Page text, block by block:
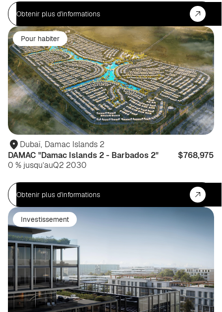
Obtenir plus d'informations
Pour habiter
Dubaï, Damac Islands 2
DAMAC "Damac Islands 2 - Barbados 2"
$768,975
0 % jusqu’auQ2 2030
Obtenir plus d'informations
Investissement